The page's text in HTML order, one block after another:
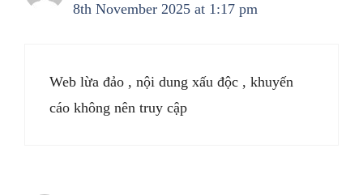
8th November 2025 at 1:17 pm
Web lừa đảo , nội dung xấu độc , khuyến
cáo không nên truy cập